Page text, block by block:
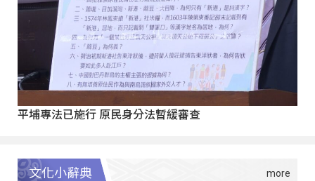
平埔專法已施行 原民身分法暫緩審查
文化小辭典